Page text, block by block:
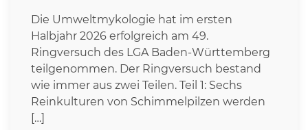
Die Umweltmykologie hat im ersten
Halbjahr 2026 erfolgreich am 49.
Ringversuch des LGA Baden-Württemberg
teilgenommen. Der Ringversuch bestand
wie immer aus zwei Teilen. Teil 1: Sechs
Reinkulturen von Schimmelpilzen werden
[…]